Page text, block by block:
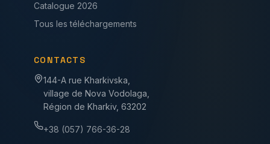
Catalogue 2026
Tous les téléchargements
CONTACTS
144-A rue Kharkivska,
village de Nova Vodolaga,
Région de Kharkiv, 63202
+38 (057) 766-36-28